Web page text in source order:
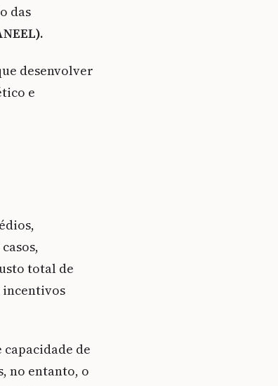
das
desenvolver
e
total de
incentivos
de
no entanto, o